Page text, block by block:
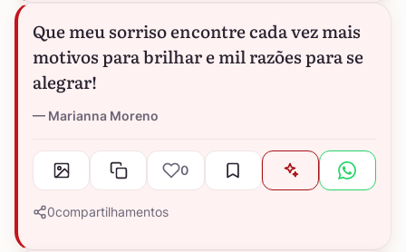
Que meu sorriso encontre cada vez mais
motivos para brilhar e mil razões para se
alegrar!
Marianna Moreno
0
0compartilhamentos